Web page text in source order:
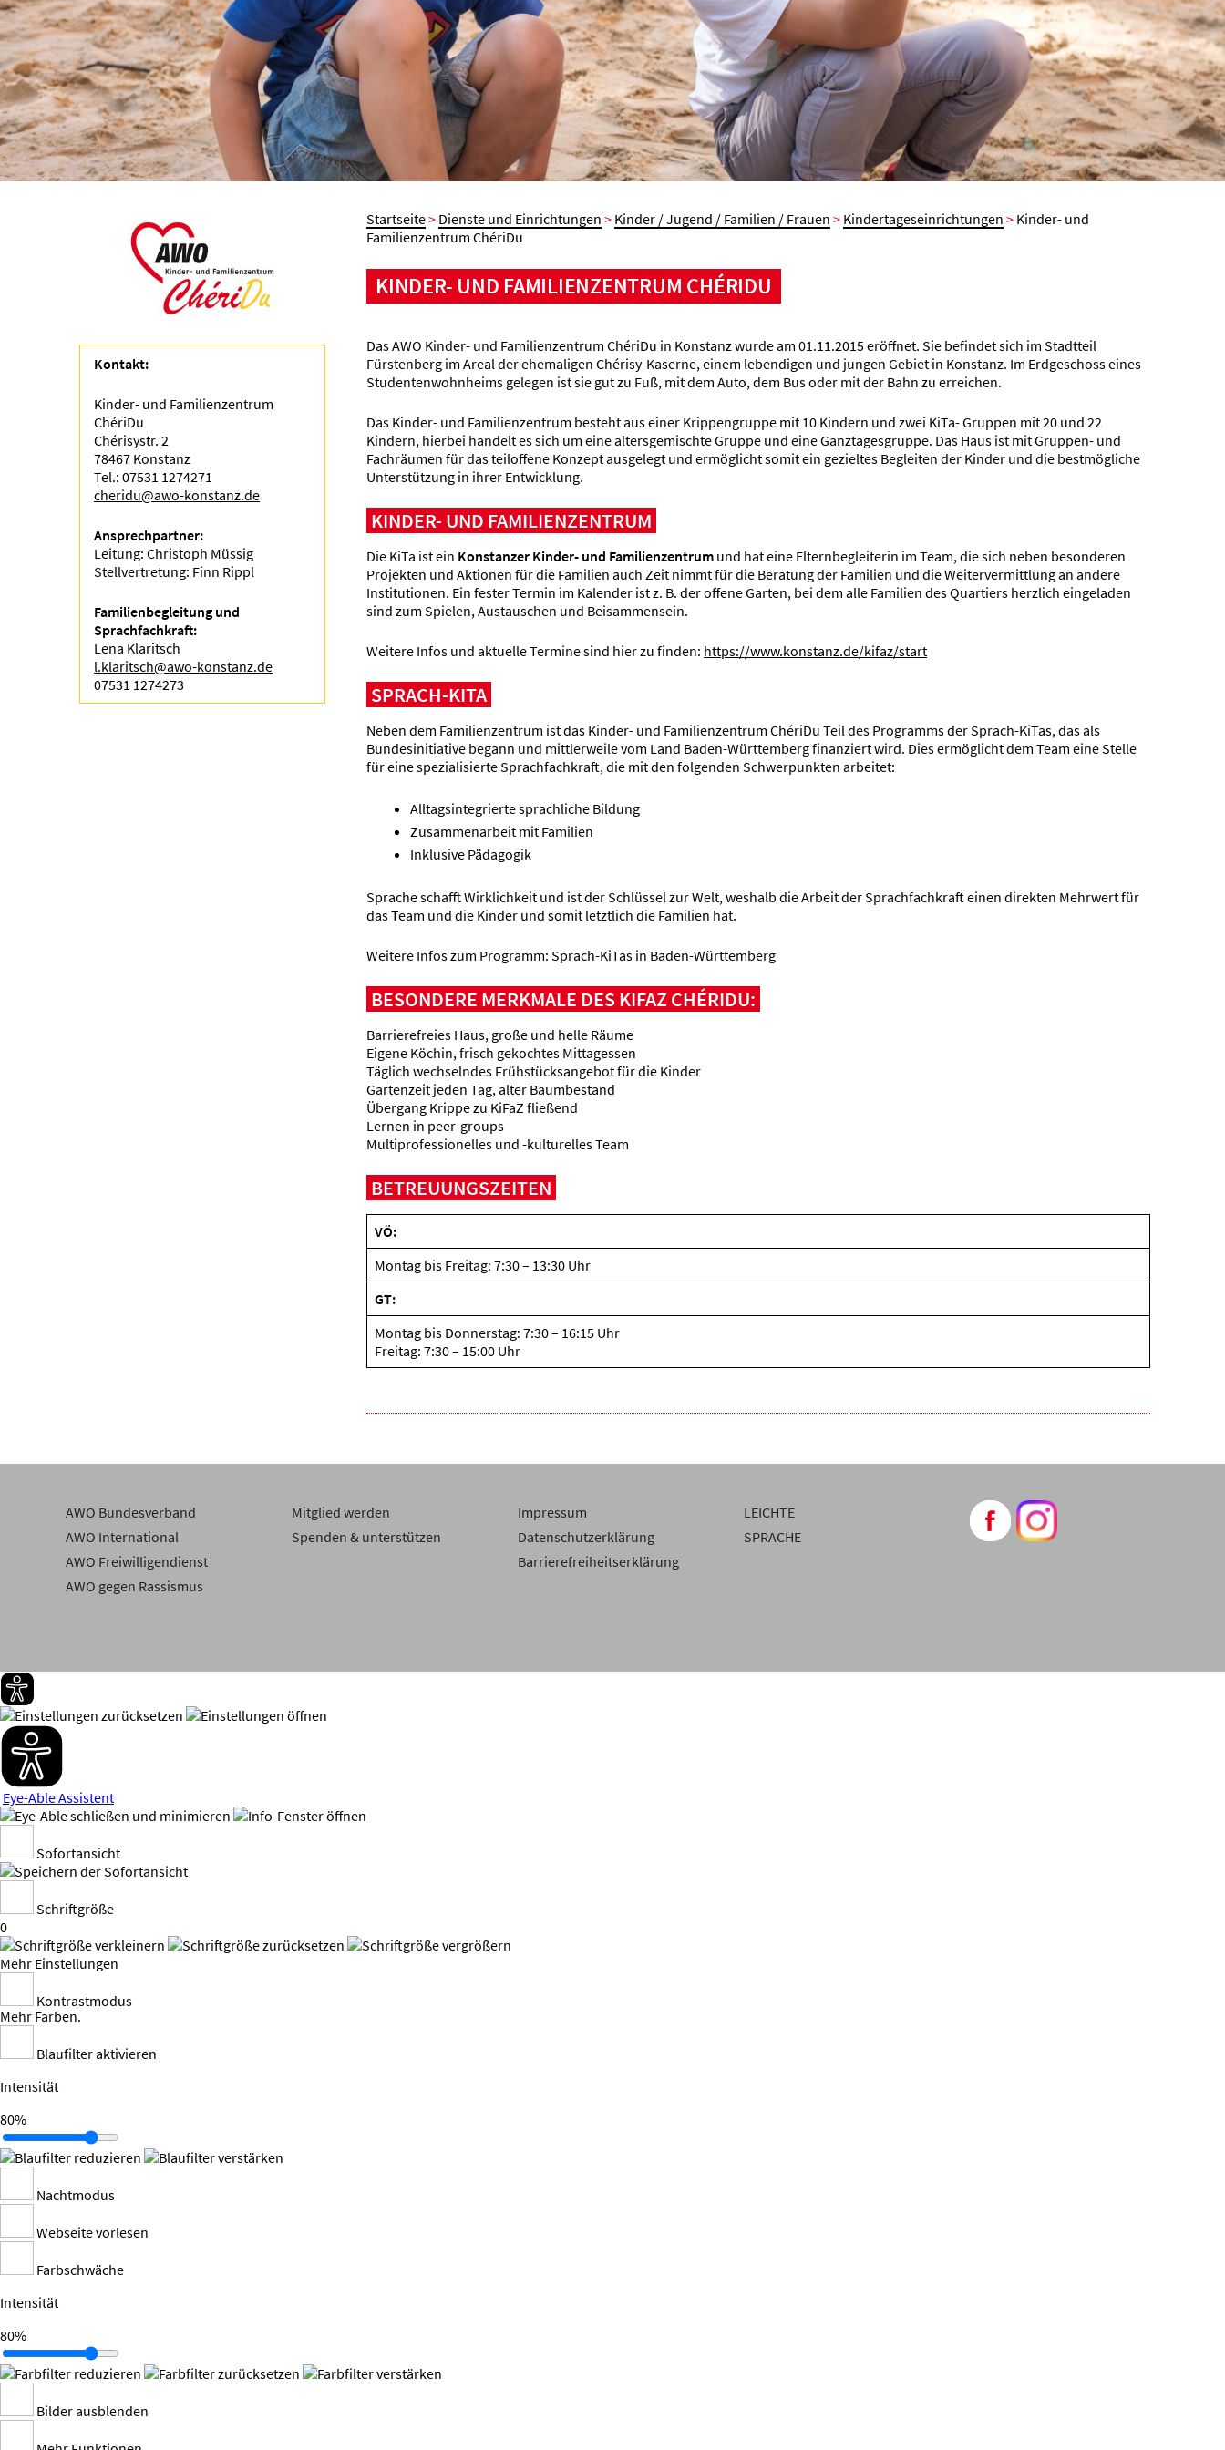
Startseite> Dienste und Einrichtungen > Kinder / Jugend / Familien / Frauen > Kindertageseinrichtungen > Kinder- und
Familienzentrum ChériDu
KINDER- UND FAMILIENZENTRUM CHÉRIDU
Das AWO Kinder- und Familienzentrum ChériDu in Konstanz wurde am 01.11.2015 eröffnet. Sie befindet sich im Stadtteil
Fürstenberg im Areal der ehemaligen Chérisy-Kaserne, einem lebendigen und jungen Gebiet in Konstanz. Im Erdgeschoss eines
Studentenwohnheims gelegen ist sie gut zu Fuß, mit dem Auto, dem Bus oder mit der Bahn zu erreichen.
Das Kinder- und Familienzentrum besteht aus einer Krippengruppe mit 10 Kindern und zwei KiTa- Gruppen mit 20 und 22
Kindern, hierbei handelt es sich um eine altersgemischte Gruppe und eine Ganztagesgruppe. Das Haus ist mit Gruppen- und
Fachräumen für das teiloffene Konzept ausgelegt und ermöglicht somit ein gezieltes Begleiten der Kinder und die bestmögliche
Unterstützung in ihrer Entwicklung.
KINDER- UND FAMILIENZENTRUM
Die KiTa ist ein Konstanzer Kinder- und Familienzentrum und hat eine Elternbegleiterin im Team, die sich neben besonderen
Projekten und Aktionen für die Familien auch Zeit nimmt für die Beratung der Familien und die Weitervermittlung an andere
Institutionen. Ein fester Termin im Kalender ist z. B. der offene Garten, bei dem alle Familien des Quartiers herzlich eingeladen
sind zum Spielen, Austauschen und Beisammensein.
Weitere Infos und aktuelle Termine sind hier zu finden: https://www.konstanz.de/kifaz/start
SPRACH-KITA
Neben dem Familienzentrum ist das Kinder- und Familienzentrum ChériDu Teil des Programms der Sprach-KiTas, das als
Bundesinitiative begann und mittlerweile vom Land Baden-Württemberg finanziert wird. Dies ermöglicht dem Team eine Stelle
für eine spezialisierte Sprachfachkraft, die mit den folgenden Schwerpunkten arbeitet:
Alltagsintegrierte sprachliche Bildung
Zusammenarbeit mit Familien
Inklusive Pädagogik
Sprache schafft Wirklichkeit und ist der Schlüssel zur Welt, weshalb die Arbeit der Sprachfachkraft einen direkten Mehrwert für
das Team und die Kinder und somit letztlich die Familien hat.
Weitere Infos zum Programm: Sprach-KiTas in Baden-Württemberg
BESONDERE MERKMALE DES KIFAZ CHÉRIDU:
Barrierefreies Haus, große und helle Räume
Eigene Köchin, frisch gekochtes Mittagessen
Täglich wechselndes Frühstücksangebot für die Kinder
Gartenzeit jeden Tag, alter Baumbestand
Übergang Krippe zu KiFaZ fließend
Lernen in peer-groups
Multiprofessionelles und -kulturelles Team
BETREUUNGSZEITEN
VÖ:
Montag bis Freitag: 7:30 – 13:30 Uhr
GT:
Montag bis Donnerstag: 7:30 – 16:15 Uhr
Freitag: 7:30 – 15:00 Uhr
Kontakt:
Kinder- und Familienzentrum
ChériDu
Chérisystr. 2
78467 Konstanz
Tel.: 07531 1274271
cheridu@awo-konstanz.de
Ansprechpartner:
Leitung: Christoph Müssig
Stellvertretung: Finn Rippl
Familienbegleitung und
Sprachfachkraft:
Lena Klaritsch
l.klaritsch@awo-konstanz.de
07531 1274273
AWO Bundesverband
AWO International
AWO Freiwilligendienst
AWO gegen Rassismus
Mitglied werden
Spenden & unterstützen
Impressum
Datenschutzerklärung
Barrierefreiheitserklärung
LEICHTE
SPRACHE